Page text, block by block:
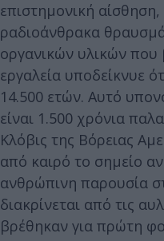
επιστημονική
ραδιοάνθρακα
οργανικών υλικών που
εργαλεία υποδείκνυε
14.500 ετών. Αυτό
είναι 1.500 χρόνια
Κλόβις της Βόρειας
από καιρό το σημείο
ανθρώπινη παρουσία
διακρίνεται από τις
βρέθηκαν για πρώτη